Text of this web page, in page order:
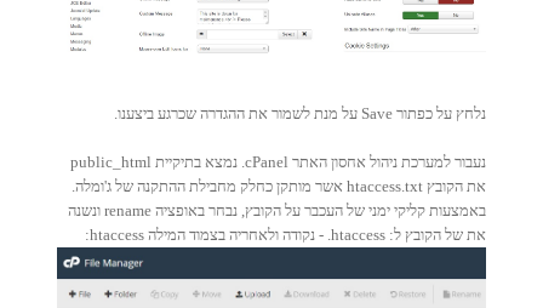
נלחץ על כפתור Save על מנת לשמור את ההגדרה שכרגע ביצענו.
נעבור למערכת ניהול אחסון האתר cPanel. נמצא בתיקיית public_html
את הקובץ htaccess.txt אשר מותקן כחלק מחבילת ההתקנה של ג'ומלה.
באמצעות קליקי ימני של העכבר על הקובץ, נבחר באופציה rename ונשנה
את של הקובץ ל: htaccess. - נקודה ולאחריה בצמוד המילה htaccess: